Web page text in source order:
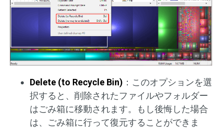
Delete (to Recycle Bin) ：このオプションを選
択すると、削除されたファイルやフォルダー
はごみ箱に移動されます。もし後悔した場合
は、ごみ箱に行って復元することができま